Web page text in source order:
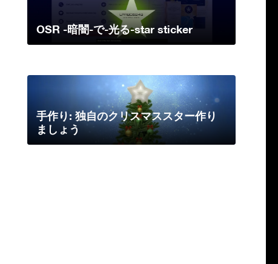
OSR -暗闇-で-光る-star sticker
手作り: 独自のクリスマススター作り
ましょう